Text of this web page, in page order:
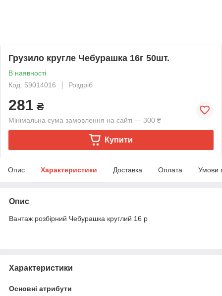
Грузило кругле Чебурашка 16г 50шт.
В наявності
Код: 59014016
Роздріб
281 ₴
Мінімальна сума замовлення на сайті — 300 ₴
Купити
Опис Характеристики Доставка Оплата Умови
Опис
Вантаж розбірний Чебурашка круглий 16 р
Характеристики
Основні атрибути